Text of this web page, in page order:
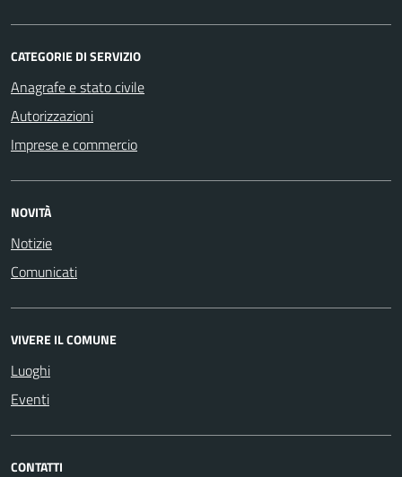
CATEGORIE DI SERVIZIO
Anagrafe e stato civile
Autorizzazioni
Imprese e commercio
NOVITÀ
Notizie
Comunicati
VIVERE IL COMUNE
Luoghi
Eventi
CONTATTI